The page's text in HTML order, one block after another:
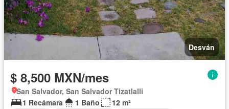
Desván
$ 8,500 MXN/mes
San Salvador, San Salvador Tizatlalli
1 Recámara
1 Baño
12 m²